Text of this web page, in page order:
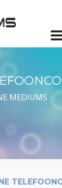
MEDIUMS